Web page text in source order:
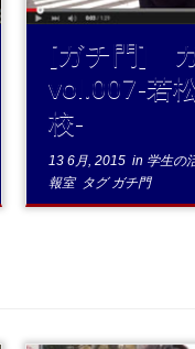
[ガチ門]
vol.007-若
校-
13 6月, 2015 in 学生の
報室 タグガチ門